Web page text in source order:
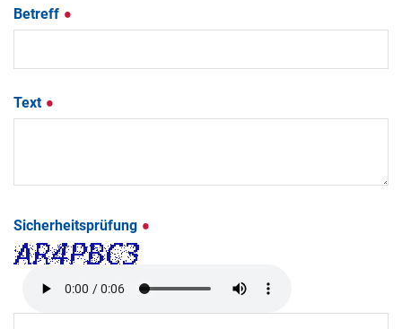
Betreff
Text
Sicherheitsprüfung